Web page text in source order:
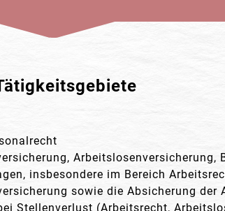
Arbeitslosenversicherung,
insbesondere im Bereich
sowie die Absicherung der
Stellenverlust (Arbeitsrecht,